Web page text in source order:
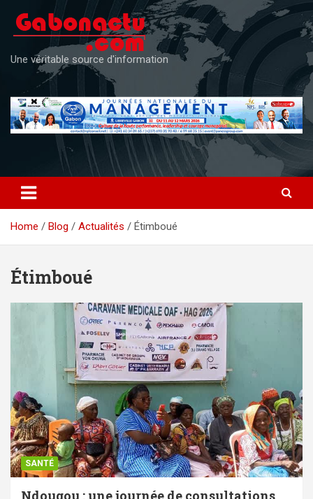
content
Une véritable source d'information
Home Blog Actualités Étimboué
Étimboué
SANTÉ